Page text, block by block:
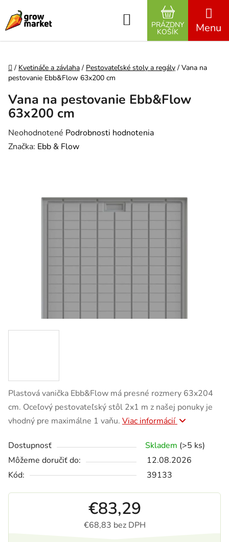
Hľadať
NÁKUPNÝ
PRÁZDNY
KOŠÍK
Domov
/ Kvetináče a závlaha / Pestovateľské stoly a regály / Vana na
pestovanie Ebb&Flow 63x200 cm
Plastová vanička Ebb&Flow má presné rozmery 63x204
cm. Oceľový pestovateľský stôl 2x1 m z našej ponuky je
vhodný pre maximálne 1 vaňu. Viac informácií
Dostupnosť Skladem (>5 ks)
Môžeme doručiť do:
12.08.2026
Kód:
39133
€83,29
€68,83 bez DPH
Vana na pestovanie Ebb&Flow
63x200 cm
Priemerné hodnotenie produktu je 0,0 z 5 hviezdičiek.
Neohodnotené Podrobnosti hodnotenia
Značka: Ebb & Flow